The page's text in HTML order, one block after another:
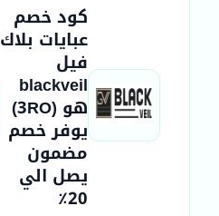
كود خصم
عبايات بلاك
فيل
blackveil
هو (3RO)
يوفر خصم
مضمون
يصل الي
20٪